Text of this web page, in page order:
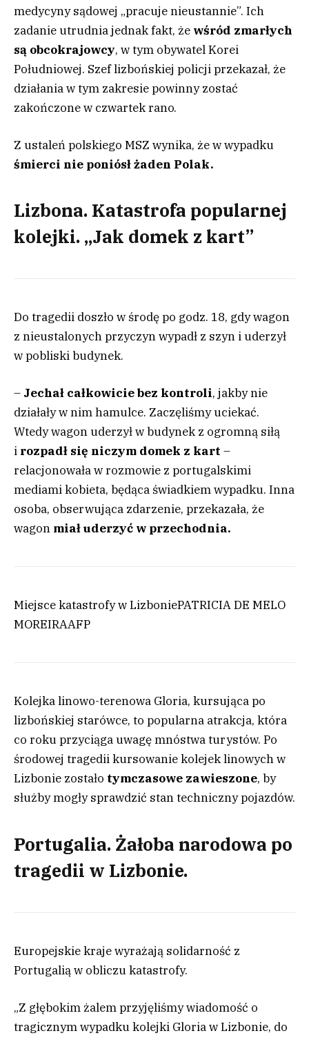
medycyny sądowej „pracuje nieustannie”. Ich
zadanie utrudnia jednak fakt, że wśród zmarłych
są obcokrajowcy, w tym obywatel Korei
Południowej. Szef lizbońskiej policji przekazał, że
działania w tym zakresie powinny zostać
zakończone w czwartek rano.
Z ustaleń polskiego MSZ wynika, że w wypadku
śmierci nie poniósł żaden Polak.
Lizbona. Katastrofa popularnej
kolejki. „Jak domek z kart”
Do tragedii doszło w środę po godz. 18, gdy wagon
z nieustalonych przyczyn wypadł z szyn i uderzył
w pobliski budynek.
– Jechał całkowicie bez kontroli, jakby nie
działały w nim hamulce. Zaczęliśmy uciekać.
Wtedy wagon uderzył w budynek z ogromną siłą
i rozpadł się niczym domek z kart –
relacjonowała w rozmowie z portugalskimi
mediami kobieta, będąca świadkiem wypadku. Inna
osoba, obserwująca zdarzenie, przekazała, że
wagon miał uderzyć w przechodnia.
Miejsce katastrofy w LizboniePATRICIA DE MELO
MOREIRAAFP
Kolejka linowo-terenowa Gloria, kursująca po
lizbońskiej starówce, to popularna atrakcja, która
co roku przyciąga uwagę mnóstwa turystów. Po
środowej tragedii kursowanie kolejek linowych w
Lizbonie zostało tymczasowe zawieszone, by
służby mogły sprawdzić stan techniczny pojazdów.
Portugalia. Żałoba narodowa po
tragedii w Lizbonie.
Europejskie kraje wyrażają solidarność z
Portugalią w obliczu katastrofy.
„Z głębokim żalem przyjęliśmy wiadomość o
tragicznym wypadku kolejki Gloria w Lizbonie, do